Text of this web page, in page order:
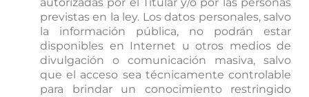
previstas en la ley. Los datos personales, salvo
la información pública, no podrán estar
disponibles en Internet u otros medios de
divulgación o comunicación masiva, salvo
que el acceso sea técnicamente controlable
para brindar un conocimiento restringido